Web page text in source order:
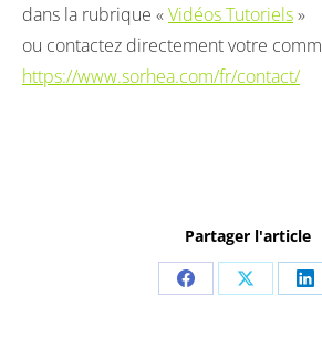
dans la rubrique «Vidéos Tutoriels»
ou contactez directement votre
https://www.sorhea.com/fr/contact/
Partager l'article
Share Share